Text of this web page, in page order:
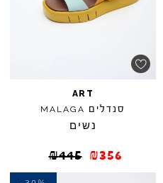
ART
סנדלים MALAGA
נשים
₪445 ₪356